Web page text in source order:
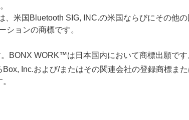
米国Bluetooth SIG, INC.の米国ならびにその他
ションの商標です。
BONX WORK™は日本国内において商標出願です
Inc.および/またはその関連会社の登録商標また